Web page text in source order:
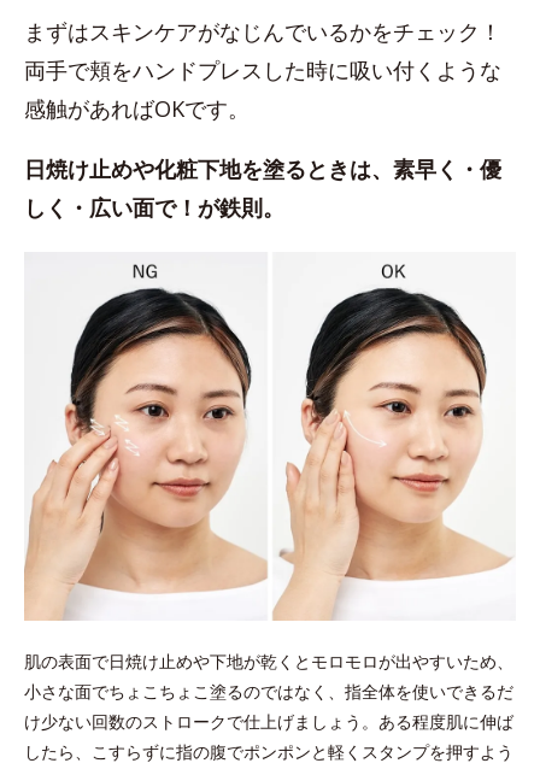
まずはスキンケアがなじんでいるかをチェック！
両手で頬をハンドプレスした時に吸い付くような
感触があればOKです。
日焼け止めや化粧下地を塗るときは、素早く・優
しく・広い面で！が鉄則。
肌の表面で日焼け止めや下地が乾くとモロモロが出やすいため、
小さな面でちょこちょこ塗るのではなく、指全体を使いできるだ
け少ない回数のストロークで仕上げましょう。ある程度肌に伸ば
したら、こすらずに指の腹でポンポンと軽くスタンプを押すよう